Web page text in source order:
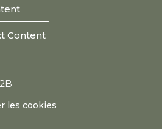
Content
les cookies